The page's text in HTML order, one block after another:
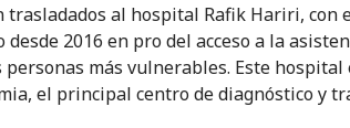
al hospital Rafik Hariri, con
2016 en pro del acceso a la
más vulnerables. Este hospital
el principal centro de diagnóstico y